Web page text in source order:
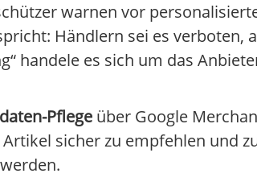
warnen vor
Händlern sei es verboten,
handele es sich um das
Pflege über Google
sicher zu empfehlen und